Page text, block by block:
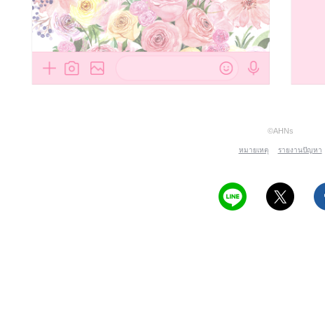
©AHNs
หมายเหตุ รายงานปัญหา